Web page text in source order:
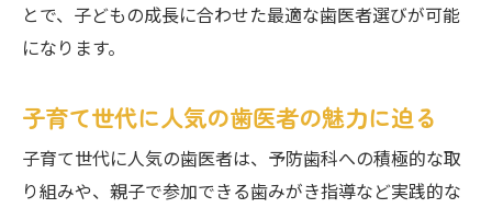
とで、子どもの成長に合わせた最適な歯医者選びが可能
になります。
子育て世代に人気の歯医者の魅力に迫る
子育て世代に人気の歯医者は、予防歯科への積極的な取
り組みや、親子で参加できる歯みがき指導など実践的な